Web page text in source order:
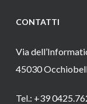
CONTATTI
Via
45030
Tel.: +39